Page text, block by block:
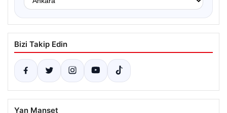
Bizi Takip Edin
Yan Manşet